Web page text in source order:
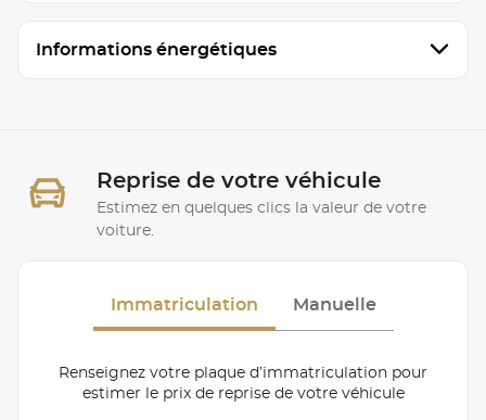
Informations énergétiques
Reprise de votre véhicule
Estimez en quelques clics la valeur de votre
voiture.
Immatriculation Manuelle
Renseignez votre plaque d’immatriculation pour
estimer le prix de reprise de votre véhicule